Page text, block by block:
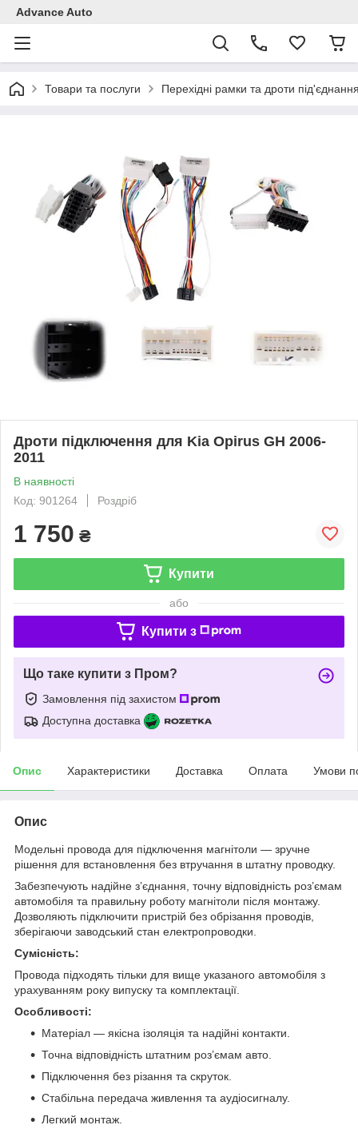
Advance Auto
Товари та послуги Перехідні рамки та дроти
Дроти підключення для Kia Opirus GH 2006-
2011
В наявності
Код: 901264
Роздріб
1 750 ₴
Купити
або
Купити з
Що таке купити з Пром?
Замовлення під захистом
Доступна доставка
Опис Характеристики Доставка Оплата Умови
Опис
Модельні провода для підключення магнітоли — зручне
рішення для встановлення без втручання в штатну проводку.
Забезпечують надійне з’єднання, точну відповідність роз’ємам
автомобіля та правильну роботу магнітоли після монтажу.
Дозволяють підключити пристрій без обрізання проводів,
зберігаючи заводський стан електропроводки.
Сумісність:
Провода підходять тільки для вище указаного автомобіля з
урахуванням року випуску та комплектації.
Особливості:
Матеріал — якісна ізоляція та надійні контакти.
Точна відповідність штатним роз’ємам авто.
Підключення без різання та скруток.
Стабільна передача живлення та аудіосигналу.
Легкий монтаж.